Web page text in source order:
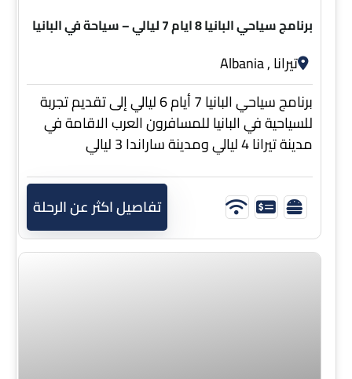
برنامج سياحي البانيا 8 ايام 7 ليالي – سياحة في البانيا
تيرانا , Albania
برنامج سياحي البانيا 7 أيام 6 ليالي إلى تقديم تجربة
للسياحية في البانيا للمسافرون العرب الاقامة في
مدينة تيرانا 4 ليالي ومدينة ساراندا 3 ليالي
تفاصيل اكثر عن الرحلة